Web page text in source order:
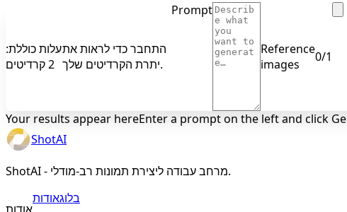
עלות כוללת:
2 קרדיטים
התחבר כדי לראות את
יתרת הקרדיטים שלך.
Prompt
Reference
images
0/1
Your results appear hereEnter a prompt on the left and click
ShotAI
ShotAI - מרחב עבודה ליצירת תמונות רב-מודלי.
אודותבלוג